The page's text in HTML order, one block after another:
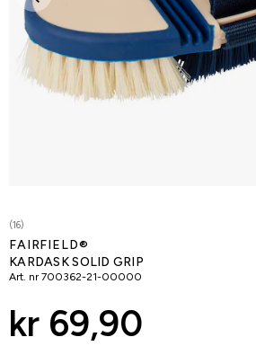
(16)
FAIRFIELD®
KARDASK SOLID GRIP
Art. nr 700362-21-00000
kr 69,90